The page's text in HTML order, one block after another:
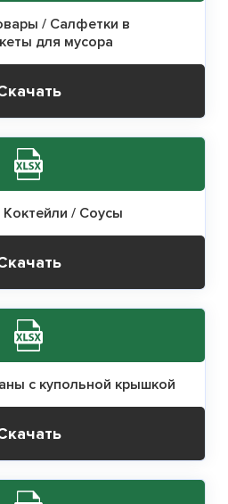
/ Салфетки в
для мусора
/ Соусы
с купольной крышкой